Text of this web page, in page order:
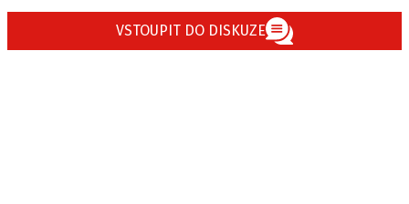
VSTOUPIT DO DISKUZE